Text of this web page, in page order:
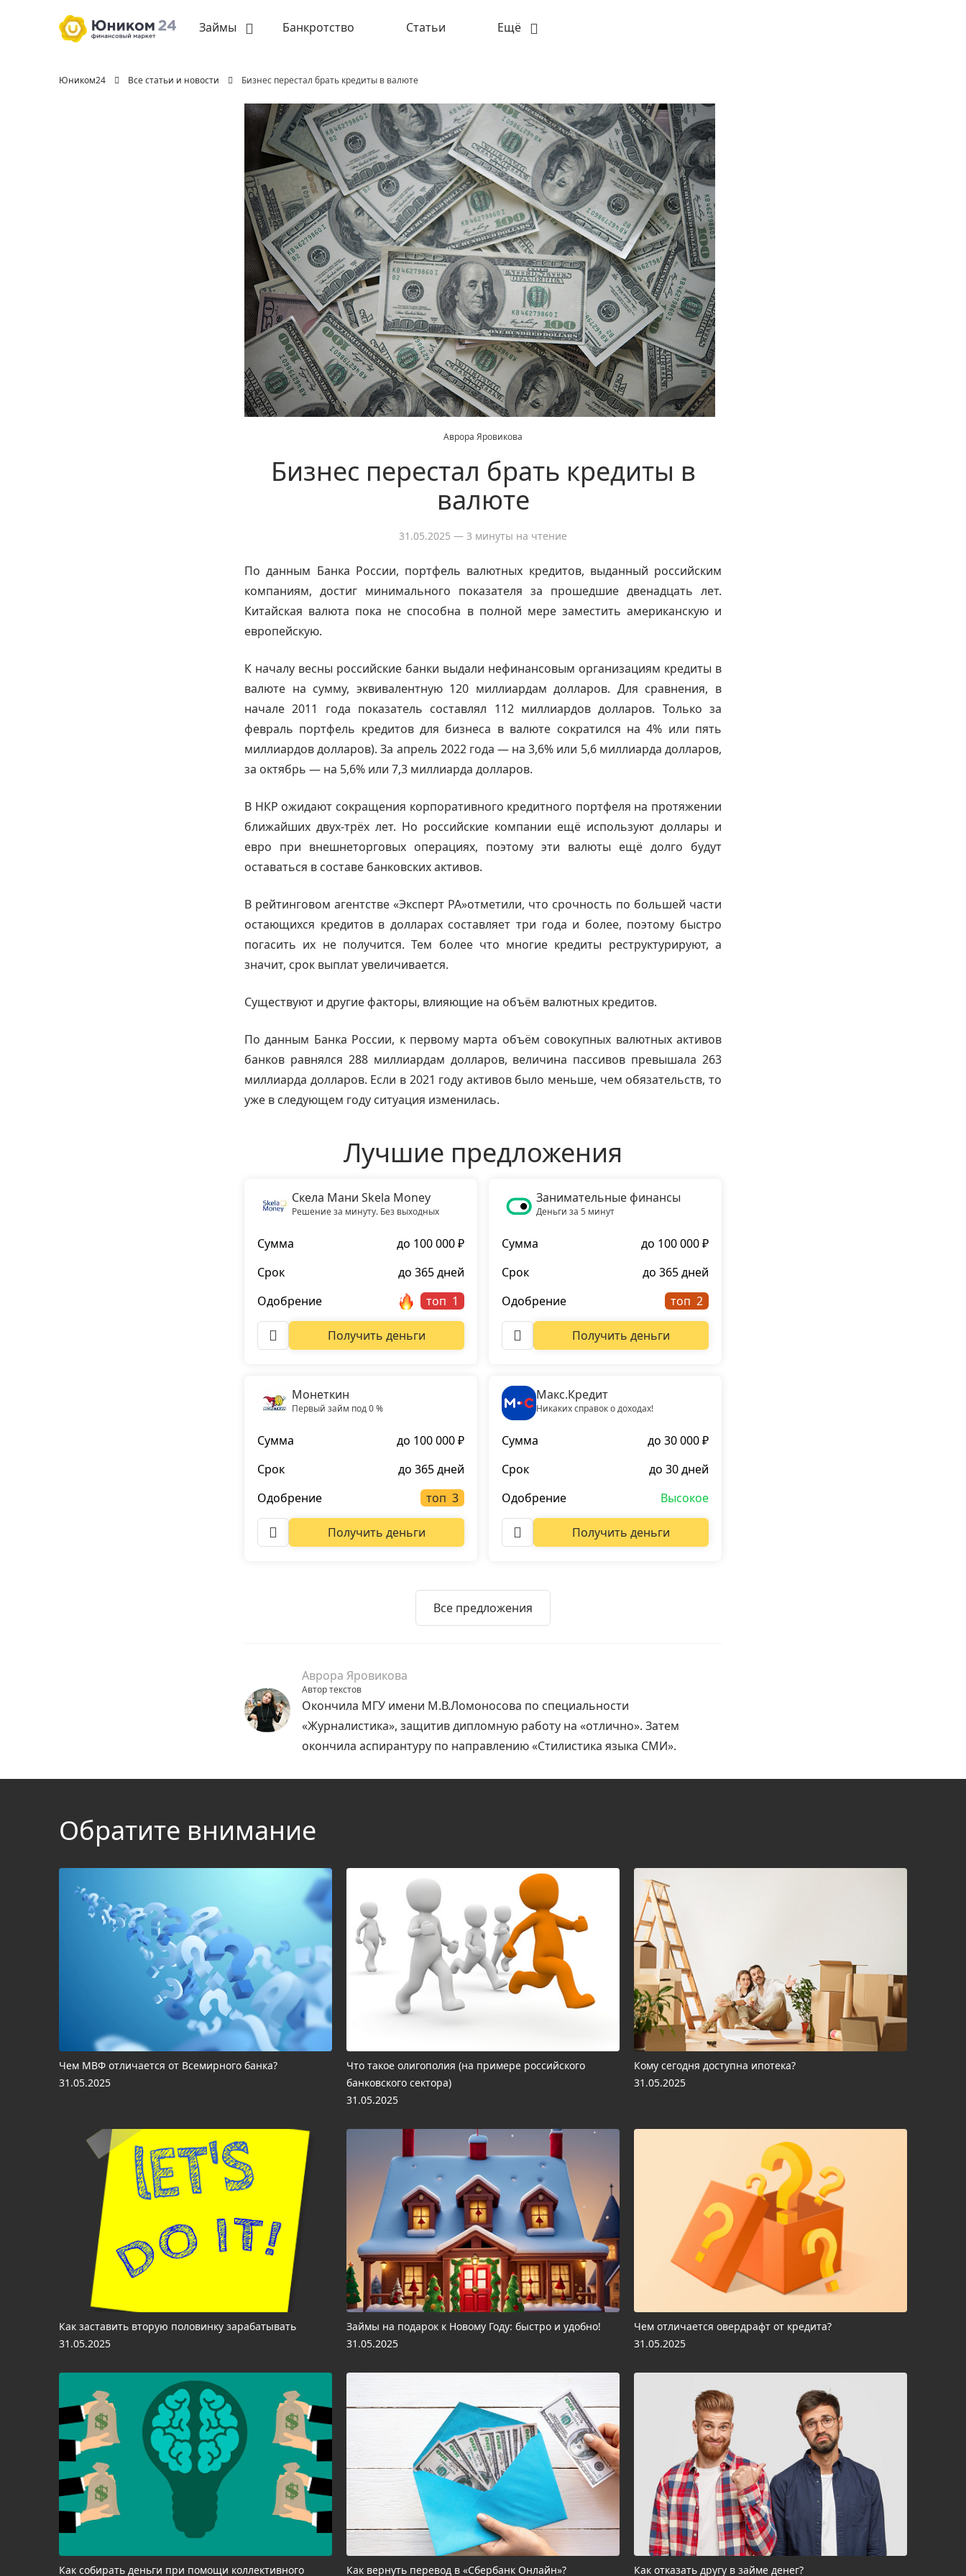
Займы Банкротство Статьи Ещё
Юником24 Все статьи и новости Бизнес перестал брать кредиты в валюте
Аврора Яровикова
Бизнес перестал брать кредиты в
валюте
31.05.2025 — 3 минуты на чтение
По данным Банка России, портфель валютных кредитов, выданный российским
компаниям, достиг минимального показателя за прошедшие двенадцать лет.
Китайская валюта пока не способна в полной мере заместить американскую и
европейскую.
К началу весны российские банки выдали нефинансовым организациям кредиты в
валюте на сумму, эквивалентную 120 миллиардам долларов. Для сравнения, в
начале 2011 года показатель составлял 112 миллиардов долларов. Только за
февраль портфель кредитов для бизнеса в валюте сократился на 4% или пять
миллиардов долларов). За апрель 2022 года — на 3,6% или 5,6 миллиарда долларов,
за октябрь — на 5,6% или 7,3 миллиарда долларов.
В НКР ожидают сокращения корпоративного кредитного портфеля на протяжении
ближайших двух-трёх лет. Но российские компании ещё используют доллары и
евро при внешнеторговых операциях, поэтому эти валюты ещё долго будут
оставаться в составе банковских активов.
В рейтинговом агентстве «Эксперт РА»отметили, что срочность по большей части
остающихся кредитов в долларах составляет три года и более, поэтому быстро
погасить их не получится. Тем более что многие кредиты реструктурируют, а
значит, срок выплат увеличивается.
Существуют и другие факторы, влияющие на объём валютных кредитов.
По данным Банка России, к первому марта объём совокупных валютных активов
банков равнялся 288 миллиардам долларов, величина пассивов превышала 263
миллиарда долларов. Если в 2021 году активов было меньше, чем обязательств, то
уже в следующем году ситуация изменилась.
Лучшие предложения
Скела Мани Skela Money
Решение за минуту. Без выходных
Сумма
до 100 000 ₽
Срок
до 365 дней
Одобрение
топ
Получить деньги
Занимательные финансы
Деньги за 5 минут
Сумма
до 100 000 ₽
Срок
до 365 дней
Одобрение
топ
Получить деньги
Монеткин
Первый займ под 0 %
Сумма
до 100 000 ₽
Срок
до 365 дней
Одобрение
топ
Получить деньги
Макс.Кредит
Никаких справок о доходах!
Сумма
до 30 000 ₽
Срок
до 30 дней
Одобрение
Высокое
Получить деньги
Все предложения
Аврора Яровикова
Автор текстов
Окончила МГУ имени М.В.Ломоносова по специальности
«Журналистика», защитив дипломную работу на «отлично». Затем
окончила аспирантуру по направлению «Стилистика языка СМИ».
Обратите внимание
Чем МВФ отличается от Всемирного банка?
31.05.2025
Что такое олигополия (на примере российского
банковского сектора)
31.05.2025
Кому сегодня доступна ипотека?
31.05.2025
Как заставить вторую половинку зарабатывать
31.05.2025
Займы на подарок к Новому Году: быстро и удобно!
31.05.2025
Чем отличается овердрафт от кредита?
31.05.2025
Как собирать деньги при помощи коллективного Как вернуть перевод в «Сбербанк Онлайн»? Как отказать другу в займе денег?